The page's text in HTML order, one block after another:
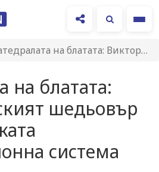
на блатата: Викторианският шедьовър на лондонската канализационна система
на блатата:
шедьовър
система